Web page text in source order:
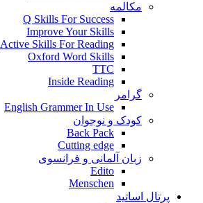
مکالمه
Q Skills For Success
Improve Your Skills
Active Skills For Reading
Oxford Word Skills
TTC
Inside Reading
گرامر
English Grammer In Use
کودک و نوجوان
Back Pack
Cutting edge
زبان آلمانی و فرانسوی
Edito
Menschen
پرتال اساتید